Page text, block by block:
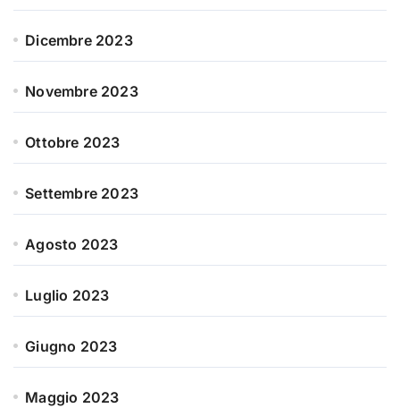
Dicembre 2023
Novembre 2023
Ottobre 2023
Settembre 2023
Agosto 2023
Luglio 2023
Giugno 2023
Maggio 2023